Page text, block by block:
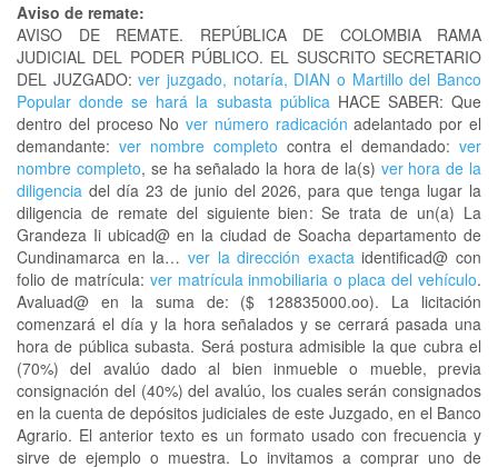
Aviso de remate:
AVISO DE REMATE. REPÚBLICA DE COLOMBIA RAMA
JUDICIAL DEL PODER PÚBLICO. EL SUSCRITO SECRETARIO
DEL JUZGADO: ver juzgado, notaría, DIAN o Martillo del Banco
Popular donde se hará la subasta públicaHACE SABER: Que
dentro del proceso Nover número radicación adelantado por el
demandante: ver nombre completo contra el demandado: ver
nombre completo, se ha señalado la hora de la(s) ver hora de la
diligencia del día 23 de junio del 2026, para que tenga lugar la
diligencia de remate del siguiente bien: Se trata de un(a) La
Grandeza Ii ubicad@ en la ciudad de Soacha departamento de
Cundinamarca en la… ver la dirección exactaidentificad@ con
folio de matrícula: ver matrícula inmobiliaria o placa del vehículo.
Avaluad@ en la suma de: ($ 128835000.oo). La licitación
comenzará el día y la hora señalados y se cerrará pasada una
hora de pública subasta. Será postura admisible la que cubra el
(70%) del avalúo dado al bien inmueble o mueble, previa
consignación del (40%) del avalúo, los cuales serán consignados
en la cuenta de depósitos judiciales de este Juzgado, en el Banco
Agrario. El anterior texto es un formato usado con frecuencia y
sirve de ejemplo o muestra. Lo invitamos a comprar uno de